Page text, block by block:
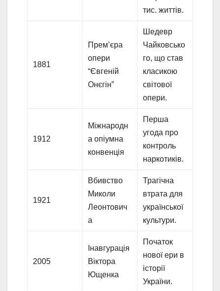
тис. життів.
1881
Прем’єра
опери
“Євгеній
Онєгін”
Шедевр
Чайковсько
го, що став
класикою
світової
опери.
1912
Міжнародн
а опіумна
конвенція
Перша
угода про
контроль
наркотиків.
1921
Вбивство
Миколи
Леонтович
а
Трагічна
втрата для
української
культури.
2005
Інавгурація
Віктора
Ющенка
Початок
нової ери в
історії
України.